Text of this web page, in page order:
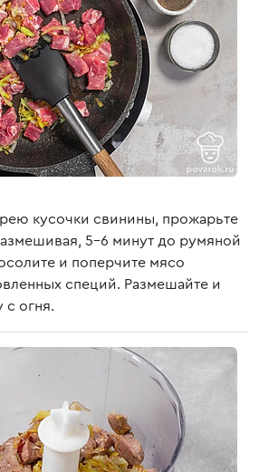
кусочки свинины, прожарьте
5-6 минут до румяной
и поперчите мясо
специй. Размешайте и
с огня.